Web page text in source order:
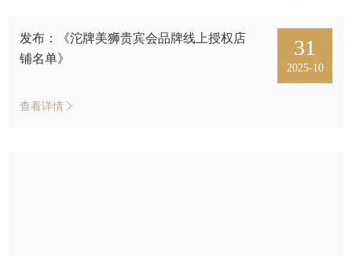
31
2025-10
发布：《沱牌美狮贵宾会品牌线上授权店
铺名单》
查看详情